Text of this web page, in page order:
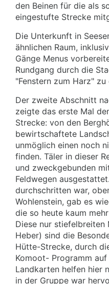
den Beinen für die als
eingestufte Strecke
Die Unterkunft in
ähnlichen Raum,
Gänge Menus
Rundgang durch die
"Fenstern zum Harz" zu
Der zweite Abschnitt
zeigte das erste Mal
Strecke: von den
bewirtschaftete
unmöglich einen noch
finden. Täler in dieser
und zweckgebunden
Feldwegen
durchschritten war,
Wohlenstein, gab es
die so heute kaum
Diese nur stiefelbreiten
Heber) sind die
Hütte-Strecke, durch
Komoot- Programm
Landkarten helfen hier
in der Gruppe war